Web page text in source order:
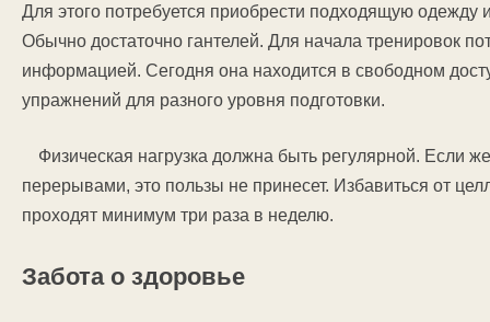
Для этого потребуется приобрести подходящую одежду
Обычно достаточно гантелей. Для начала тренировок
информацией. Сегодня она находится в свободном
упражнений для разного уровня подготовки.
Физическая нагрузка должна быть регулярной. Если
перерывами, это пользы не принесет. Избавиться от
проходят минимум три раза в неделю.
Забота о здоровье